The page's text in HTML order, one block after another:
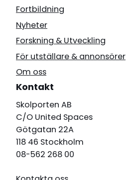
Fortbildning
Nyheter
Forskning & Utveckling
För utställare & annonsörer
Om oss
Kontakt
Skolporten AB
C/O United Spaces
Götgatan 22A
118 46 Stockholm
08-562 268 00